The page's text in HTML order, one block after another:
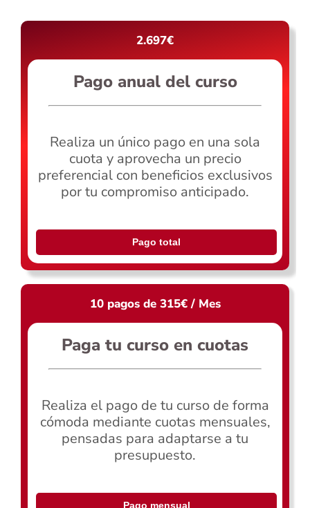
2.697€
Pago anual del curso
Realiza un único pago en una sola
cuota y aprovecha un precio
preferencial con beneficios exclusivos
por tu compromiso anticipado.
Pago total
10 pagos de 315€ / Mes
Paga tu curso en cuotas
Realiza el pago de tu curso de forma
cómoda mediante cuotas mensuales,
pensadas para adaptarse a tu
presupuesto.
Pago mensual